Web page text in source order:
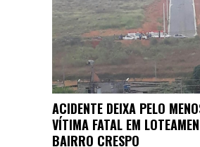
ACIDENTE DEIXA PELO
VÍTIMA FATAL EM
BAIRRO CRESPO